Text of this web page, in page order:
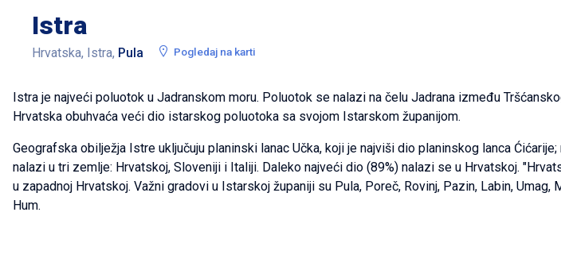
Istra
Hrvatska, Istra, Pula Pogledaj na karti
Istra je najveći poluotok u Jadranskom moru. Poluotok se nalazi na čelu Jadrana između
Hrvatska obuhvaća veći dio istarskog poluotoka sa svojom Istarskom županijom.
Geografska obilježja Istre uključuju planinski lanac Učka, koji je najviši dio planinskog lanca
nalazi u tri zemlje: Hrvatskoj, Sloveniji i Italiji. Daleko najveći dio (89%) nalazi se u Hrvatskoj.
u zapadnoj Hrvatskoj. Važni gradovi u Istarskoj županiji su Pula, Poreč, Rovinj, Pazin, Labin,
Hum.